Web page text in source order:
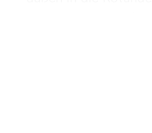
Kongresszentrum/
normal in Ihrer